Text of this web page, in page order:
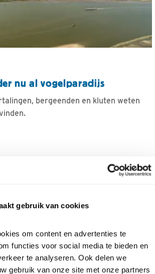
gebruik van cookies
om content en advertenties te
functies voor social media te bieden en
te analyseren. Ook delen we
gebruik van onze site met onze partners
nu al vogelparadijs
bergeenden en kluten weten
blijven?